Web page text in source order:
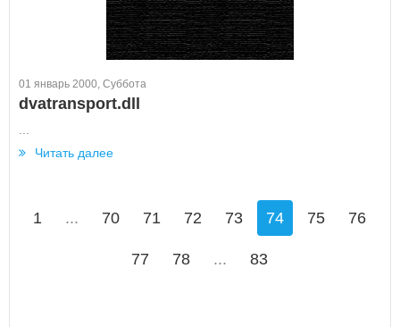
01 январь 2000, Суббота
dvatransport.dll
Читать далее
1 ... 70 71 72 73 74 75 76
77 78 ... 83